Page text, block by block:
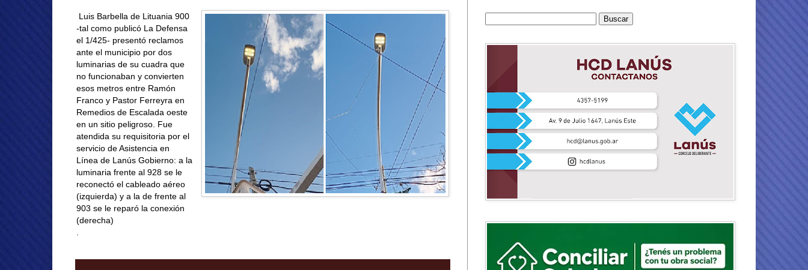
Luis Barbella de Lituania 900
-tal como publicó La Defensa
el 1/425- presentó reclamos
ante el municipio por dos
luminarias de su cuadra que
no funcionaban y convierten
esos metros entre Ramón
Franco y Pastor Ferreyra en
Remedios de Escalada oeste
en un sitio peligroso. Fue
atendida su requisitoria por el
servicio de Asistencia en
Línea de Lanús Gobierno: a la
luminaria frente al 928 se le
reconectó el cableado aéreo
(izquierda) y a la de frente al
903 se le reparó la conexión
(derecha)
.